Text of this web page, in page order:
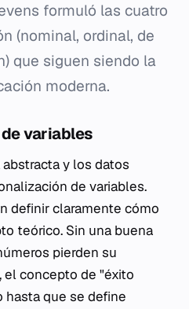
formuló las cuatro
(nominal, ordinal, de
que siguen siendo la
moderna.
variables
y los datos
de variables.
definir claramente cómo
teórico. Sin una buena
pierden su
el concepto de "éxito
hasta que se define